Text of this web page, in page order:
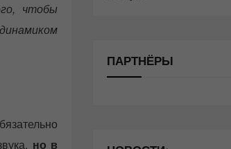
чтобы
но в
ПАРТНЁРЫ